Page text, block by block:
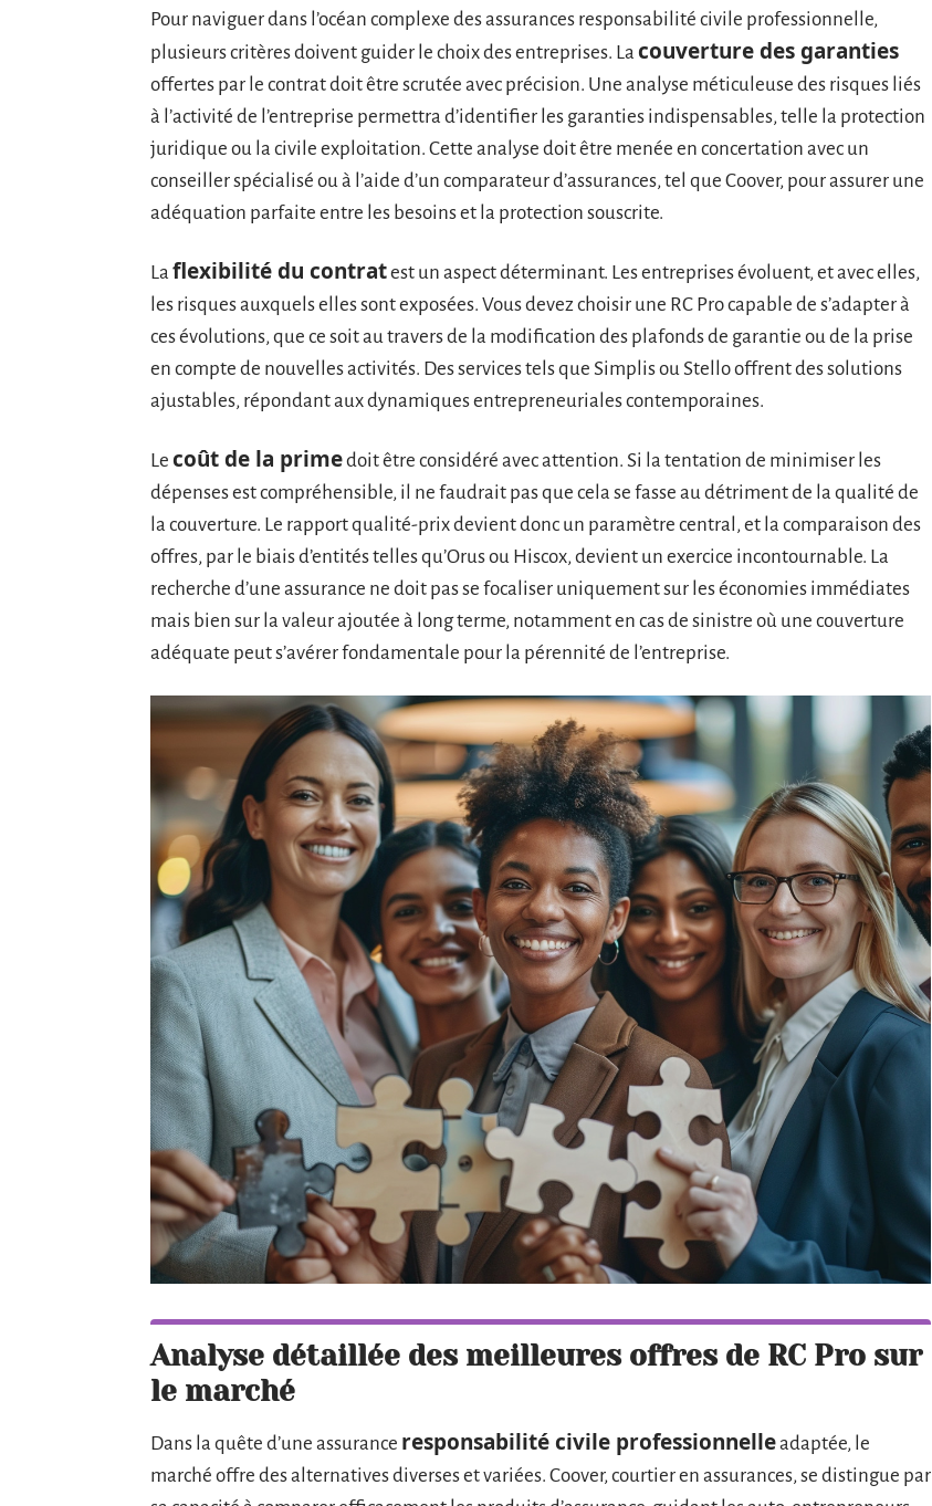
Pour naviguer dans l’océan complexe des assurances responsabilité civile professionnelle,
plusieurs critères doivent guider le choix des entreprises. La couverture des garanties
offertes par le contrat doit être scrutée avec précision. Une analyse méticuleuse des risques liés
à l’activité de l’entreprise permettra d’identifier les garanties indispensables, telle la protection
juridique ou la civile exploitation. Cette analyse doit être menée en concertation avec un
conseiller spécialisé ou à l’aide d’un comparateur d’assurances, tel que Coover, pour assurer une
adéquation parfaite entre les besoins et la protection souscrite.
La flexibilité du contratest un aspect déterminant. Les entreprises évoluent, et avec elles,
les risques auxquels elles sont exposées. Vous devez choisir une RC Pro capable de s’adapter à
ces évolutions, que ce soit au travers de la modification des plafonds de garantie ou de la prise
en compte de nouvelles activités. Des services tels que Simplis ou Stello offrent des solutions
ajustables, répondant aux dynamiques entrepreneuriales contemporaines.
Le coût de la primedoit être considéré avec attention. Si la tentation de minimiser les
dépenses est compréhensible, il ne faudrait pas que cela se fasse au détriment de la qualité de
la couverture. Le rapport qualité-prix devient donc un paramètre central, et la comparaison des
offres, par le biais d’entités telles qu’Orus ou Hiscox, devient un exercice incontournable. La
recherche d’une assurance ne doit pas se focaliser uniquement sur les économies immédiates
mais bien sur la valeur ajoutée à long terme, notamment en cas de sinistre où une couverture
adéquate peut s’avérer fondamentale pour la pérennité de l’entreprise.
Analyse détaillée des meilleures offres de RC Pro sur
le marché
Dans la quête d’une assurance responsabilité civile professionnelleadaptée, le
marché offre des alternatives diverses et variées. Coover, courtier en assurances, se distingue par